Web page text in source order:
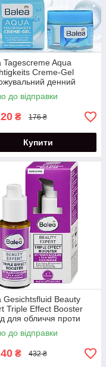
Tagescreme Aqua
Creme-Gel
денний
для обличчя 50 мл
до відправки
₴ 176 ₴
Купити
Gesichtsfluid Beauty
Triple Effect Booster
для обличчя проти
шкіри 30 мл
до відправки
₴ 432 ₴